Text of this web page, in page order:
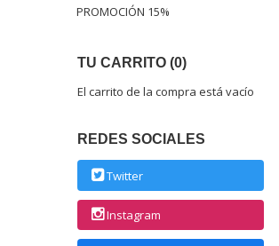
PROMOCIÓN 15%
TU CARRITO (0)
El carrito de la compra está vacío
REDES SOCIALES
Twitter
Instagram